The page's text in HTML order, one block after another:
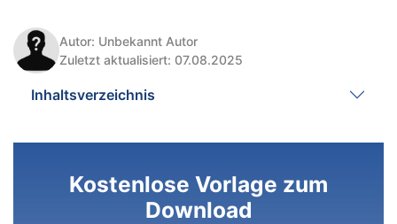
Autor: Unbekannt Autor
Zuletzt aktualisiert: 07.08.2025
Inhaltsverzeichnis
Kostenlose Vorlage zum
Download